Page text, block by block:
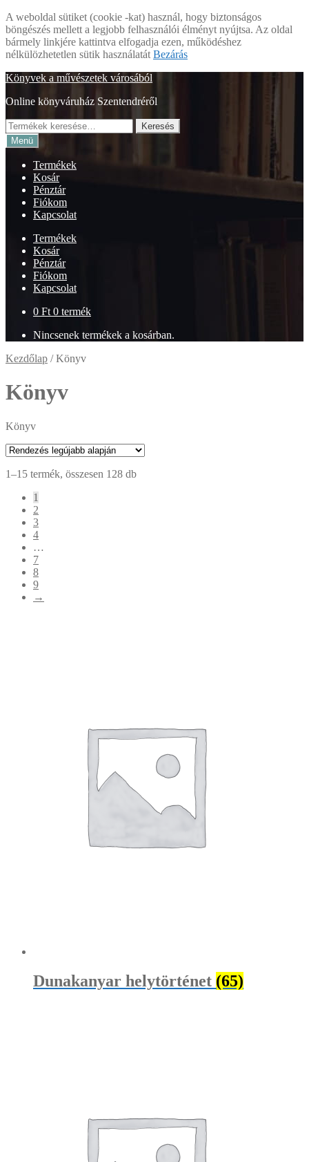
A weboldal sütiket (cookie -kat) használ, hogy biztonságos
böngészés mellett a legjobb felhasználói élményt nyújtsa. Az oldal
bármely linkjére kattintva elfogadja ezen, működéshez
nélkülözhetetlen sütik használatát Bezárás
Ugrás
navigációhoz
Kilépés
tartalomba
Könyvek a művészetek városából
Online könyváruház Szentendréről
Keresés
a
következőre:
Keresés
Menü
Termékek
Kosár
Pénztár
Fiókom
Kapcsolat
Termékek
Kosár
Pénztár
Fiókom
Kapcsolat
0 Ft 0 termék
Nincsenek termékek a kosárban.
Kezdőlap /Könyv
Könyv
Könyv
1–15 termék, összesen 128 dbSorted
1
2
3
4
…
7
8
9
→
Dunakanyar helytörténet (65)